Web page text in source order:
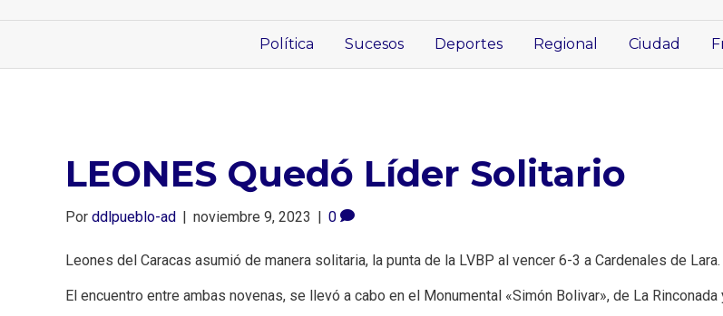
Política Sucesos Deportes Regional Ciudad
LEONES Quedó Líder Solitario
Por ddlpueblo-ad | noviembre 9, 2023 | 0
Leones del Caracas asumió de manera solitaria, la punta de la LVBP al vencer 6-3 a Cardenales de
El encuentro entre ambas novenas, se llevó a cabo en el Monumental «Simón Bolivar», de La